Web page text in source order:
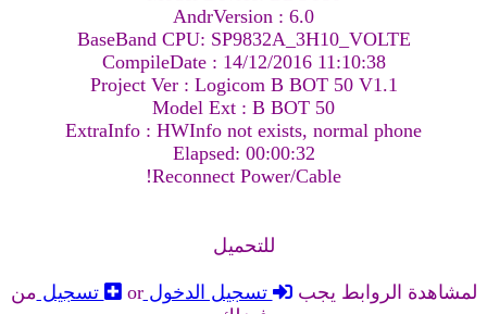
AndrVersion : 6.0
BaseBand CPU: SP9832A_3H10_VOLTE
CompileDate : 14/12/2016 11:10:38
Project Ver : Logicom B BOT 50 V1.1
Model Ext : B BOT 50
ExtraInfo : HWInfo not exists, normal phone
Elapsed: 00:00:32
Reconnect Power/Cable!
للتحميل
لمشاهدة الروابط يجب تسجيل الدخولor تسجيل من